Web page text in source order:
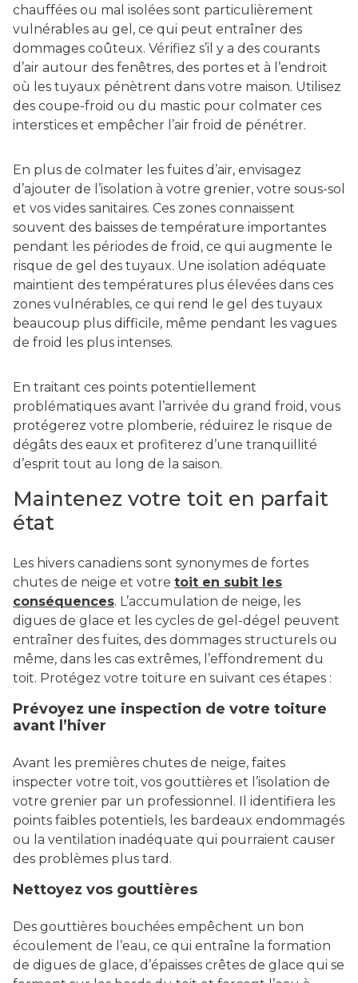
chauffées ou mal isolées sont particulièrement
vulnérables au gel, ce qui peut entraîner des
dommages coûteux. Vérifiez s’il y a des courants
d’air autour des fenêtres, des portes et à l’endroit
où les tuyaux pénètrent dans votre maison. Utilisez
des coupe-froid ou du mastic pour colmater ces
interstices et empêcher l’air froid de pénétrer.
En plus de colmater les fuites d’air, envisagez
d’ajouter de l’isolation à votre grenier, votre sous-sol
et vos vides sanitaires. Ces zones connaissent
souvent des baisses de température importantes
pendant les périodes de froid, ce qui augmente le
risque de gel des tuyaux. Une isolation adéquate
maintient des températures plus élevées dans ces
zones vulnérables, ce qui rend le gel des tuyaux
beaucoup plus difficile, même pendant les vagues
de froid les plus intenses.
En traitant ces points potentiellement
problématiques avant l’arrivée du grand froid, vous
protégerez votre plomberie, réduirez le risque de
dégâts des eaux et profiterez d’une tranquillité
d’esprit tout au long de la saison.
Maintenez votre toit en parfait
état
Les hivers canadiens sont synonymes de fortes
chutes de neige et votre toit en subit les
conséquences. L’accumulation de neige, les
digues de glace et les cycles de gel-dégel peuvent
entraîner des fuites, des dommages structurels ou
même, dans les cas extrêmes, l’effondrement du
toit. Protégez votre toiture en suivant ces étapes :
Prévoyez une inspection de votre toiture
avant l’hiver
Avant les premières chutes de neige, faites
inspecter votre toit, vos gouttières et l’isolation de
votre grenier par un professionnel. Il identifiera les
points faibles potentiels, les bardeaux endommagés
ou la ventilation inadéquate qui pourraient causer
des problèmes plus tard.
Nettoyez vos gouttières
Des gouttières bouchées empêchent un bon
écoulement de l’eau, ce qui entraîne la formation
de digues de glace, d’épaisses crêtes de glace qui se